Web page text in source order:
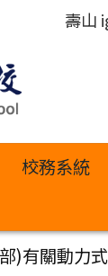
壽山
校務系統
)有關動力